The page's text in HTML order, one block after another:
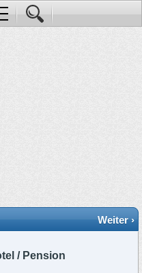
Weiter ›
/ Pension